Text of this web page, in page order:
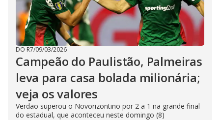
DO R7/09/03/2026
Campeão do Paulistão, Palmeiras
leva para casa bolada milionária;
veja os valores
Verdão superou o Novorizontino por 2 a 1 na grande final
do estadual, que aconteceu neste domingo (8)